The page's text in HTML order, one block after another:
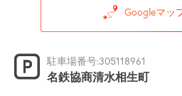
Googleマッ
駐車場番号:305118961
名鉄協商清水相生町